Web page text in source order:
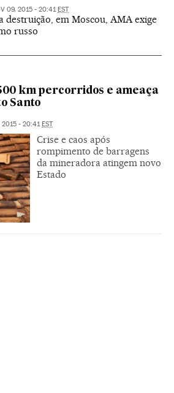
09, 2015 - 20:41 EST
destruição, em Moscou, AMA exige
russo
km percorridos e ameaça
Santo
2015 - 20:41 EST
Crise e caos após
rompimento de barragens
da mineradora atingem novo
Estado